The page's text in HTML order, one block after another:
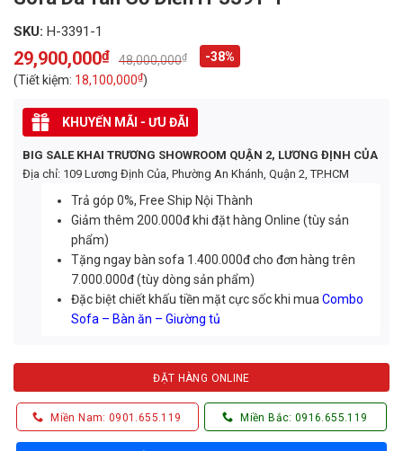
SKU: H-3391-1
48,000,000₫
Original
price
was:
48,000,000₫.
29,900,000₫
Current
price
is:
29,900,000₫.
-38%
(Tiết kiệm: 18,100,000₫)
KHUYẾN MÃI - ƯU ĐÃI
BIG SALE KHAI TRƯƠNG SHOWROOM QUẬN 2, LƯƠNG ĐỊNH CỦA
Địa chỉ: 109 Lương Định Của, Phường An Khánh, Quận 2, TP.HCM
Trả góp 0%, Free Ship Nội Thành
Giảm thêm 200.000đ khi đặt hàng Online (tùy sản
phẩm)
Tặng ngay bàn sofa 1.400.000đ cho đơn hàng trên
7.000.000đ (tùy dòng sản phẩm)
Đặc biệt chiết khấu tiền mặt cực sốc khi muaCombo
Sofa – Bàn ăn – Giường tủ
ĐẶT HÀNG ONLINE
Miền Nam: 0901.655.119 Miền Bắc: 0916.655.119